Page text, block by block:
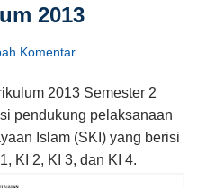
2013
Komentar
2013 Semester 2
pendukung pelaksanaan
Islam (SKI) yang berisi
KI 2, KI 3, dan KI 4.